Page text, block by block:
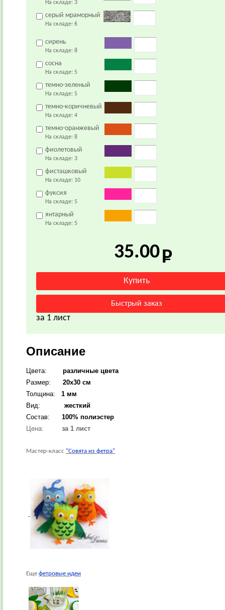
На складе: 3
серый мраморный
На складе: 6
сирень
На складе: 8
сосна
На складе: 5
темно-зеленый
На складе: 5
темно-коричневый
На складе: 4
темно-оранжевый
На складе: 8
фиолетовый
На складе: 3
фисташковый
На складе: 10
фуксия
На складе: 5
янтарный
На складе: 5
35.00
за 1 лист
Описание
Цвета: различные цвета
Размер:
20х30 см
Толщина: 1 мм
Вид: жесткий
Состав: 100% полиэстер
Цена: за 1 лист
Мастер-класс "Совята из фетра"
Еще фетровые идеи